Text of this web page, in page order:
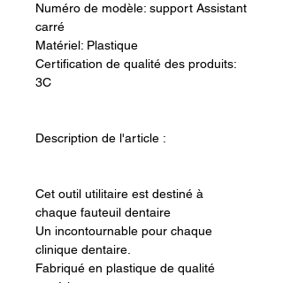
Numéro de modèle: support Assistant
carré
Matériel: Plastique
Certification de qualité des produits:
3C
Description de l'article :
Cet outil utilitaire est destiné à
chaque fauteuil dentaire
Un incontournable pour chaque
clinique dentaire.
Fabriqué en plastique de qualité